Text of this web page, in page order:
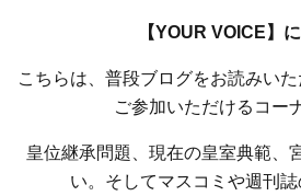
【YOUR VOICE】
こちらは、普段ブログをお読みいた
ご参加いただけるコー
皇位継承問題、現在の皇室典範、
い。そしてマスコミや週刊誌